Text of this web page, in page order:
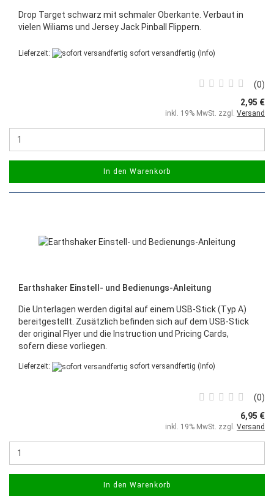
Drop Target schwarz mit schmaler Oberkante. Verbaut in
vielen Wiliams und Jersey Jack Pinball Flippern.
Lieferzeit: sofort versandfertig (Info)
0
2,95 €
inkl. 19% MwSt. zzgl. Versand
In den Warenkorb
Earthshaker Einstell- und Bedienungs-Anleitung
Die Unterlagen werden digital auf einem USB‑Stick (Typ A)
bereitgestellt. Zusätzlich befinden sich auf dem USB-Stick
der original Flyer und die Instruction und Pricing Cards,
sofern diese vorliegen.
Lieferzeit: sofort versandfertig (Info)
0
6,95 €
inkl. 19% MwSt. zzgl. Versand
In den Warenkorb